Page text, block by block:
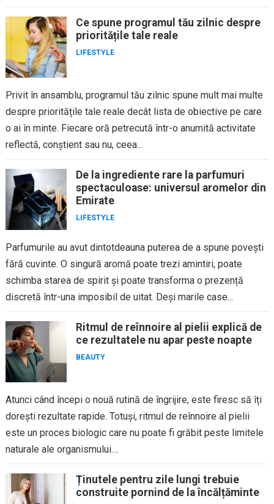
Ce spune programul tău zilnic despre
prioritățile tale reale
LIFESTYLE
Privit în ansamblu, programul tău zilnic spune mult mai multe
despre prioritățile tale reale decât lista de obiective pe care
o ai în minte. Fiecare oră petrecută într-o anumită activitate
reflectă, conștient sau nu, ceea...
De la ingrediente rare la parfumuri
spectaculoase: universul aromelor din
Emirate
LIFESTYLE
Parfumurile au avut dintotdeauna puterea de a spune povești
fără cuvinte. O singură aromă poate trezi amintiri, poate
schimba starea de spirit și poate transforma o prezență
discretă într-una imposibil de uitat. Deși marile case...
Ritmul de reînnoire al pielii explică de
ce rezultatele nu apar peste noapte
BEAUTY
Atunci când începi o nouă rutină de îngrijire, este firesc să îți
dorești rezultate rapide. Totuși, ritmul de reînnoire al pielii
este un proces biologic care nu poate fi grăbit peste limitele
naturale ale organismului....
Ținutele pentru zile lungi trebuie
construite pornind de la încălțăminte